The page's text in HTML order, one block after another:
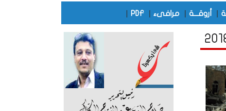
أروقـــة مرافىء PDF